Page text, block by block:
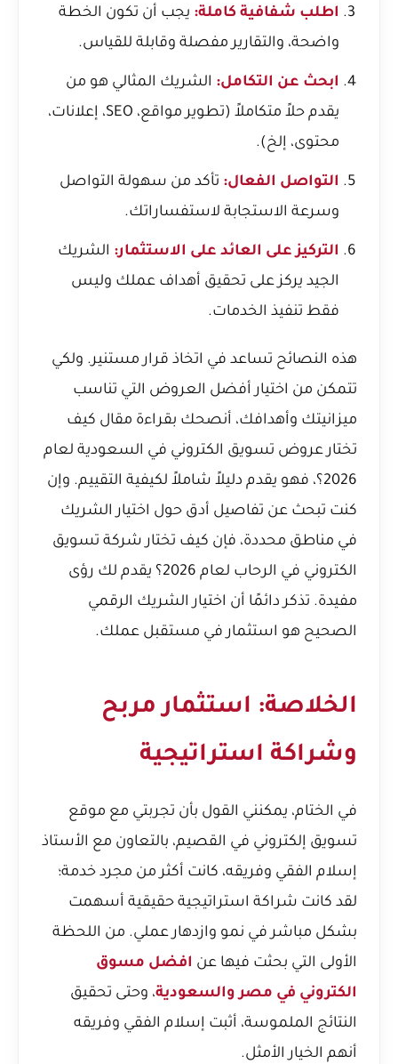
اطلب شفافية كاملة: يجب أن تكون الخطة
واضحة، والتقارير مفصلة وقابلة للقياس.
ابحث عن التكامل: الشريك المثالي هو من
يقدم حلاً متكاملاً (تطوير مواقع، SEO، إعلانات،
محتوى، إلخ).
التواصل الفعال: تأكد من سهولة التواصل
وسرعة الاستجابة لاستفساراتك.
التركيز على العائد على الاستثمار: الشريك
الجيد يركز على تحقيق أهداف عملك وليس
فقط تنفيذ الخدمات.
هذه النصائح تساعد في اتخاذ قرار مستنير. ولكي
تتمكن من اختيار أفضل العروض التي تناسب
ميزانيتك وأهدافك، أنصحك بقراءة مقال كيف
تختار عروض تسويق الكتروني في السعودية لعام
2026؟ ، فهو يقدم دليلاً شاملاً لكيفية التقييم. وإن
كنت تبحث عن تفاصيل أدق حول اختيار الشريك
في مناطق محددة، فإن كيف تختار شركة تسويق
الكتروني في الرحاب لعام 2026؟
يقدم لك رؤى
مفيدة. تذكر دائمًا أن اختيار الشريك الرقمي
الصحيح هو استثمار في مستقبل عملك.
الخلاصة: استثمار مربح
وشراكة استراتيجية
في الختام، يمكنني القول بأن تجربتي مع موقع
تسويق إلكتروني في القصيم، بالتعاون مع الأستاذ
إسلام الفقي وفريقه، كانت أكثر من مجرد خدمة؛
لقد كانت شراكة استراتيجية حقيقية أسهمت
بشكل مباشر في نمو وازدهار عملي. من اللحظة
الأولى التي بحثت فيها عن افضل مسوق
الكتروني في مصر والسعودية، وحتى تحقيق
النتائج الملموسة، أثبت إسلام الفقي وفريقه
أنهم الخيار الأمثل.